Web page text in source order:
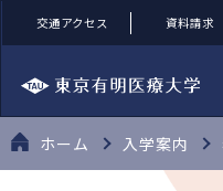
交通アクセス 資料請求
ホーム 入学案内